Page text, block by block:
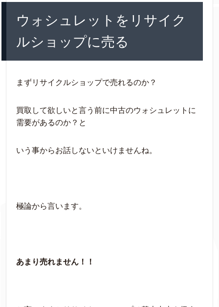
ウォシュレットをリサイク
ルショップに売る
まずリサイクルショップで売れるのか？
買取して欲しいと言う前に中古のウォシュレットに
需要があるのか？と
いう事からお話しないといけませんね。
極論から言います。
あまり売れません！！